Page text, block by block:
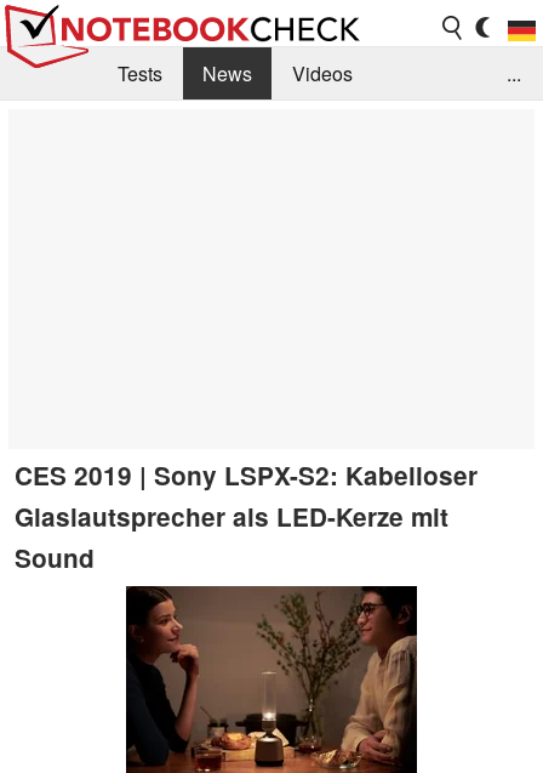
Tests News
Videos
...
CES 2019 | Sony LSPX-S2: Kabelloser
Glaslautsprecher als LED-Kerze mit
Sound